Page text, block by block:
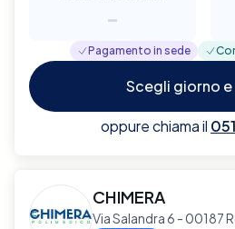
-
Pagamento in sede
Scegli giorno e
oppure chiama il
CHIMERA
Via Salandra 6 - 00187